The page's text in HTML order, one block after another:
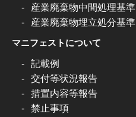
産業廃棄物中間処理基準
産業廃棄物埋立処分基準
マニフェストについて
記載例
交付等状況報告
措置内容等報告
禁止事項